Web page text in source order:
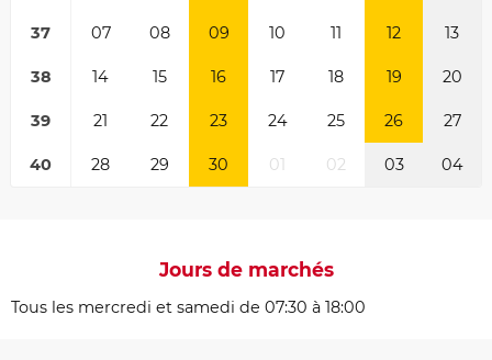
37 07 08 09 10 11 12 13
38 14 15 16 17 18 19 20
39 21 22 23 24 25 26 27
40 28 29 30 01 02 03 04
Jours de marchés
Tous les mercredi et samedi de 07:30 à 18:00